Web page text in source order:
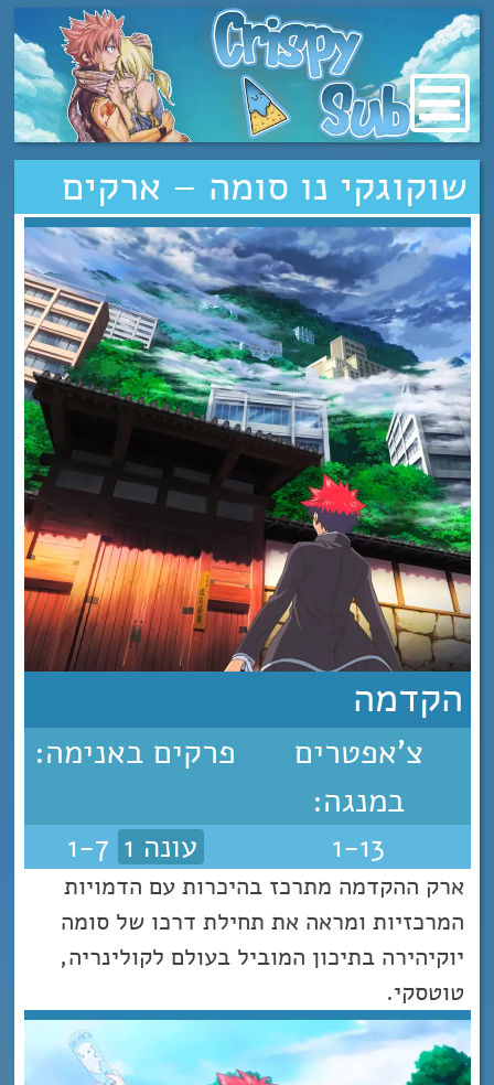
מעבר
לתוכן
שוקוגקי נו סומה – ארקים
הקדמה
צ'אפטרים
במנגה:
1-13
פרקים באנימה:
עונה 1
ארק ההקדמה מתרכז בהיכרות עם הדמויות
המרכזיות ומראה את תחילת דרכו של סומה
יוקיהירה בתיכון המוביל בעולם לקולינריה,
טוטסקי.